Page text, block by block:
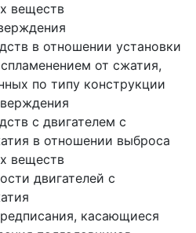
веществ
в отношении установки
от сжатия,
по типу конструкции
с двигателем с
в отношении выброса
веществ
двигателей с
касающиеся